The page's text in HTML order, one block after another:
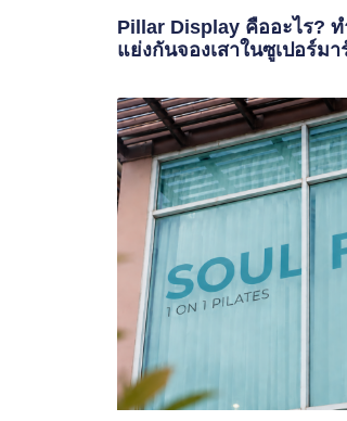
Pillar Display คืออะไร?
แย่งกันจองเสาในซูเปอร์มา